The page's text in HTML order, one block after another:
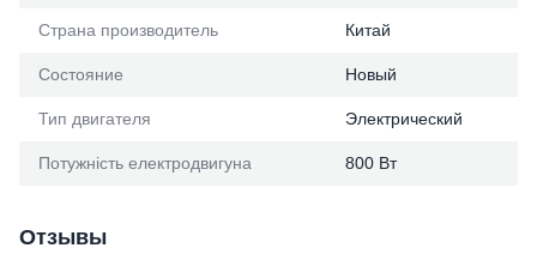
Страна производитель Китай
Состояние Новый
Тип двигателя Электрический
Потужність електродвигуна 800 Вт
Отзывы